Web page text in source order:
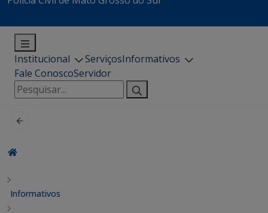
Institucional ServiçosInformativos
Fale ConoscoServidor
Pesquisar
por:
Informativos